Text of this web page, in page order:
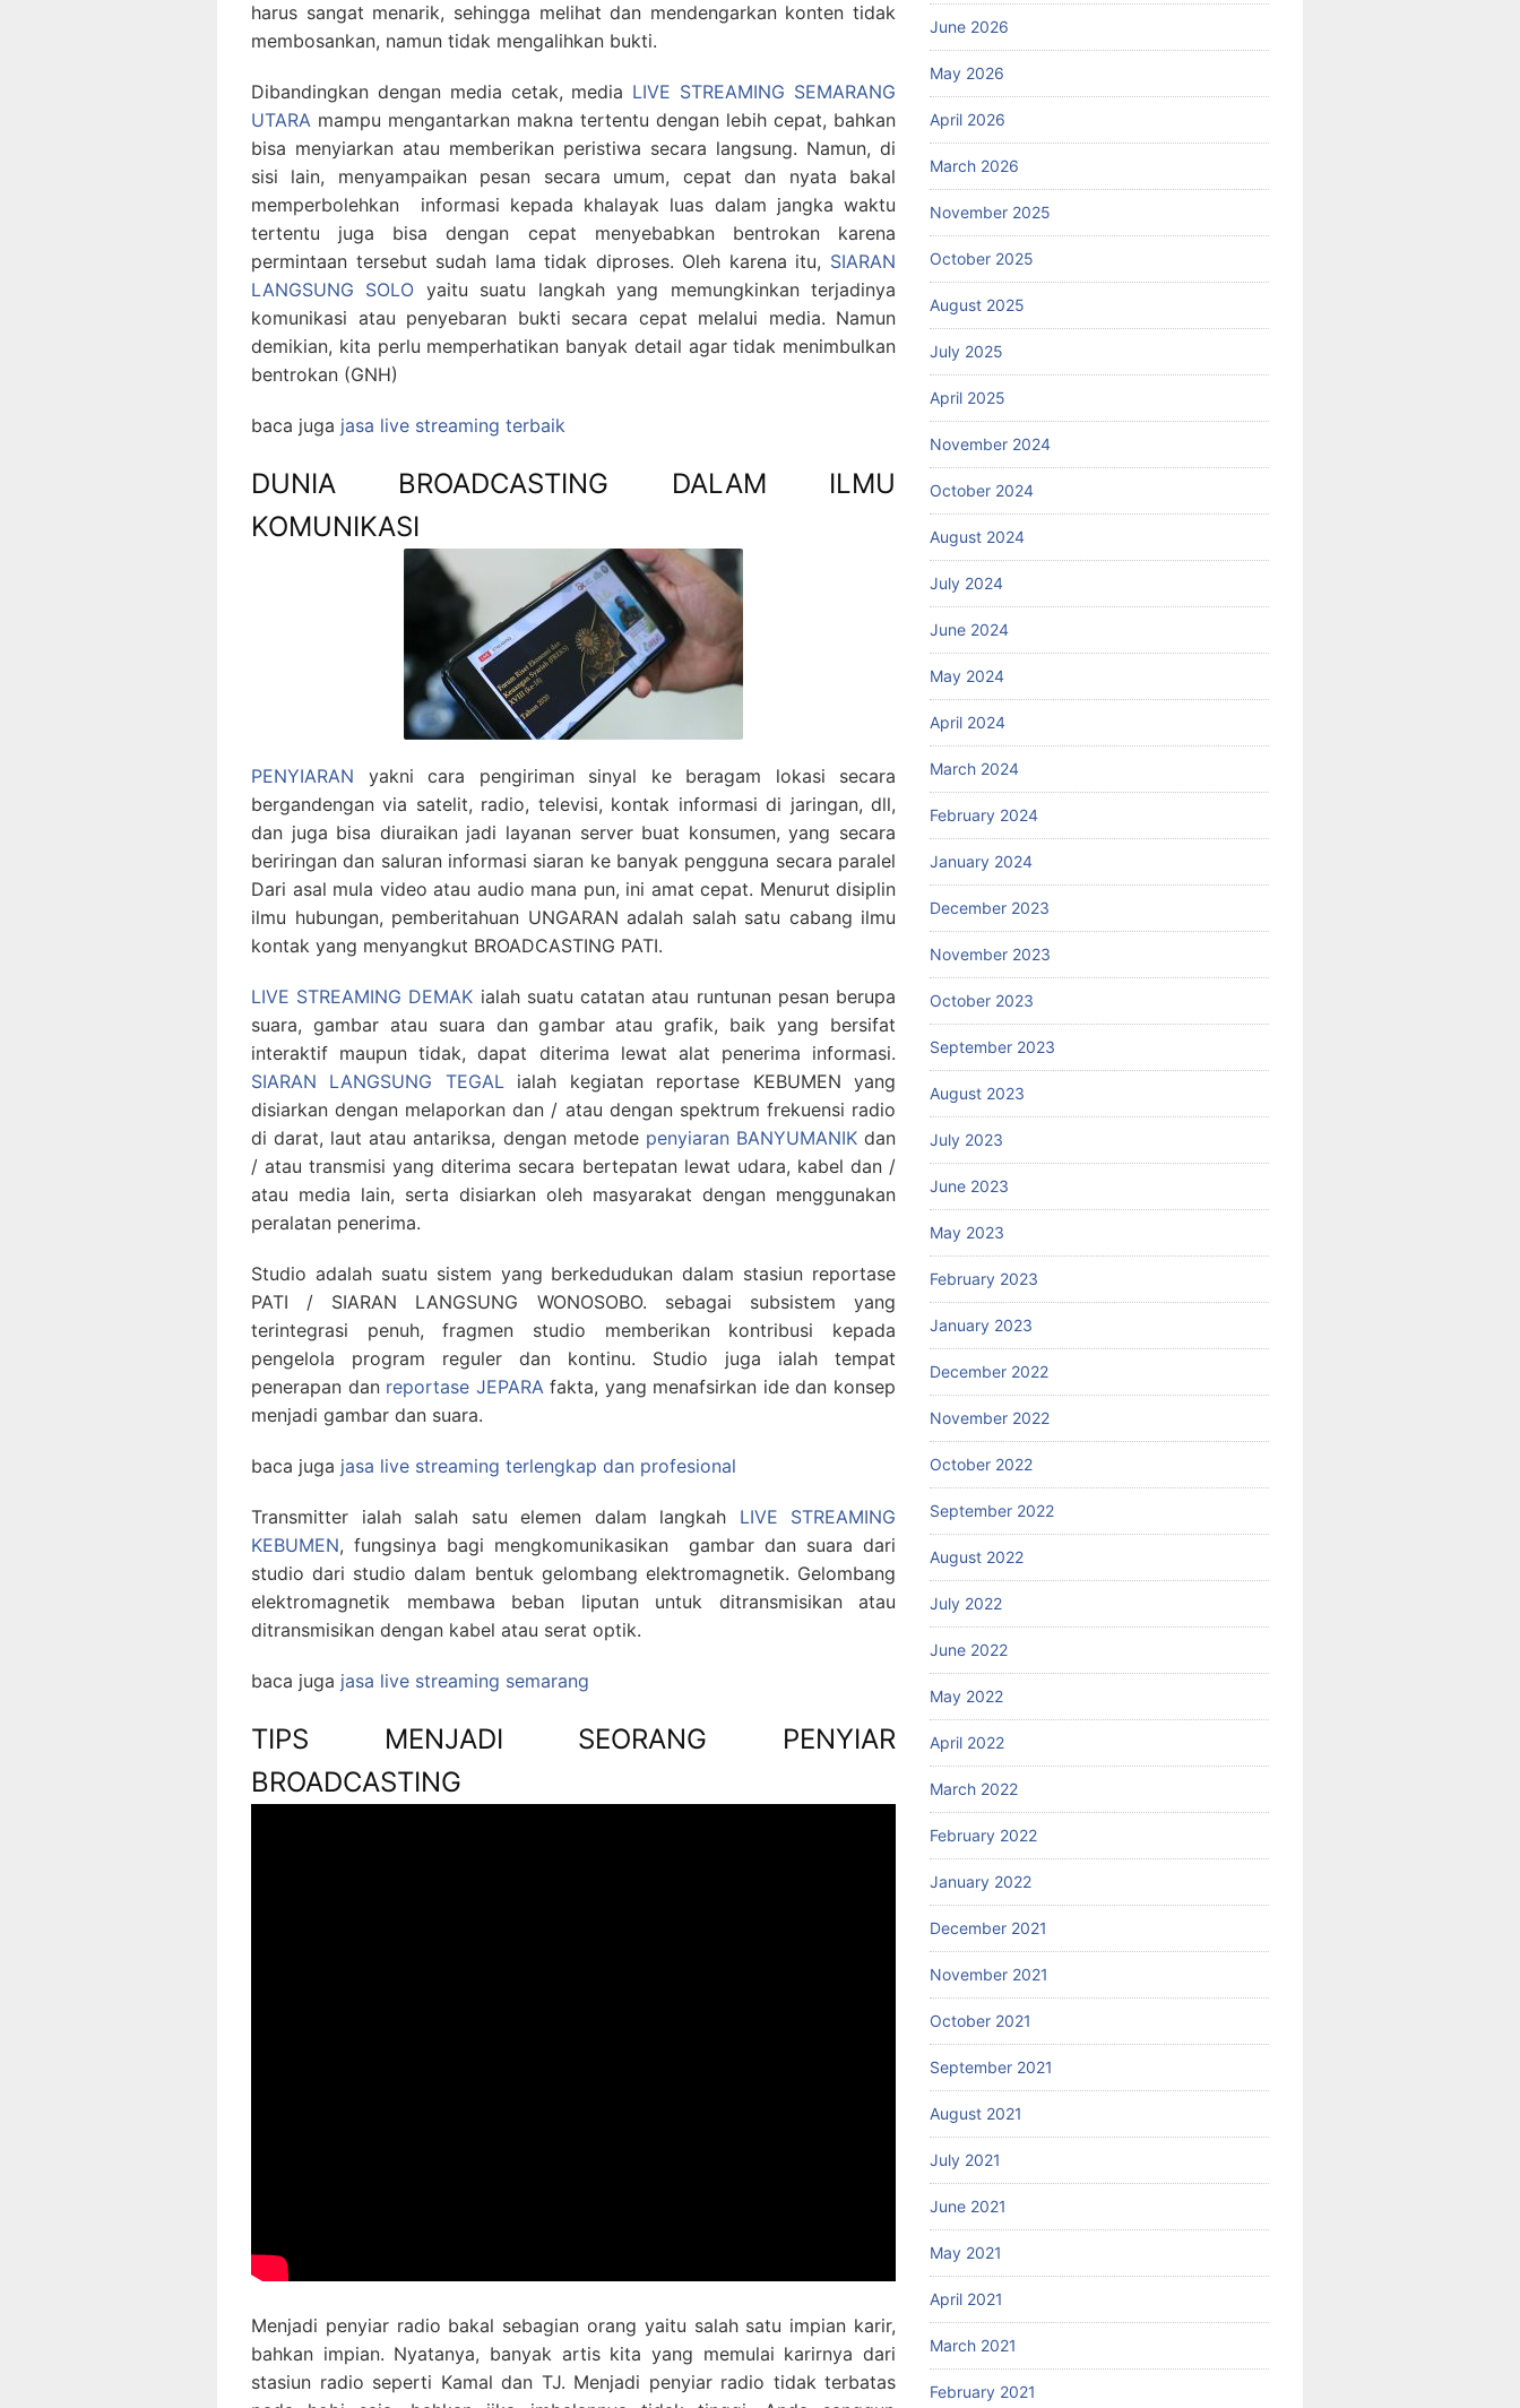
harus sangat menarik, sehingga melihat dan mendengarkan konten tidak
membosankan, namun tidak mengalihkan bukti.
Dibandingkan dengan media cetak, media LIVE STREAMING SEMARANG
UTARA mampu mengantarkan makna tertentu dengan lebih cepat, bahkan
bisa menyiarkan atau memberikan peristiwa secara langsung. Namun, di
sisi lain, menyampaikan pesan secara umum, cepat dan nyata bakal
memperbolehkan informasi kepada khalayak luas dalam jangka waktu
tertentu juga bisa dengan cepat menyebabkan bentrokan karena
permintaan tersebut sudah lama tidak diproses. Oleh karena itu, SIARAN
LANGSUNG SOLO yaitu suatu langkah yang memungkinkan terjadinya
komunikasi atau penyebaran bukti secara cepat melalui media. Namun
demikian, kita perlu memperhatikan banyak detail agar tidak menimbulkan
bentrokan (GNH)
baca juga jasa live streaming terbaik
DUNIA BROADCASTING DALAM ILMU
KOMUNIKASI
PENYIARAN yakni cara pengiriman sinyal ke beragam lokasi secara
bergandengan via satelit, radio, televisi, kontak informasi di jaringan, dll,
dan juga bisa diuraikan jadi layanan server buat konsumen, yang secara
beriringan dan saluran informasi siaran ke banyak pengguna secara paralel
Dari asal mula video atau audio mana pun, ini amat cepat. Menurut disiplin
ilmu hubungan, pemberitahuan UNGARAN adalah salah satu cabang ilmu
kontak yang menyangkut BROADCASTING PATI.
LIVE STREAMING DEMAK ialah suatu catatan atau runtunan pesan berupa
suara, gambar atau suara dan gambar atau grafik, baik yang bersifat
interaktif maupun tidak, dapat diterima lewat alat penerima informasi.
SIARAN LANGSUNG TEGALialah kegiatan reportase KEBUMEN yang
disiarkan dengan melaporkan dan / atau dengan spektrum frekuensi radio
di darat, laut atau antariksa, dengan metode penyiaran BANYUMANIKdan
/ atau transmisi yang diterima secara bertepatan lewat udara, kabel dan /
atau media lain, serta disiarkan oleh masyarakat dengan menggunakan
peralatan penerima.
Studio adalah suatu sistem yang berkedudukan dalam stasiun reportase
PATI / SIARAN LANGSUNG WONOSOBO. sebagai subsistem yang
terintegrasi penuh, fragmen studio memberikan kontribusi kepada
pengelola program reguler dan kontinu. Studio juga ialah tempat
penerapan dan reportase JEPARAfakta, yang menafsirkan ide dan konsep
menjadi gambar dan suara.
baca juga jasa live streaming terlengkap dan profesional
Transmitter ialah salah satu elemen dalam langkah LIVE STREAMING
KEBUMEN, fungsinya bagi mengkomunikasikan gambar dan suara dari
studio dari studio dalam bentuk gelombang elektromagnetik. Gelombang
elektromagnetik membawa beban liputan untuk ditransmisikan atau
ditransmisikan dengan kabel atau serat optik.
baca juga jasa live streaming semarang
TIPS MENJADI SEORANG PENYIAR
BROADCASTING
Menjadi penyiar radio bakal sebagian orang yaitu salah satu impian karir,
bahkan impian. Nyatanya, banyak artis kita yang memulai karirnya dari
stasiun radio seperti Kamal dan TJ. Menjadi penyiar radio tidak terbatas
June 2026
May 2026
April 2026
March 2026
November 2025
October 2025
August 2025
July 2025
April 2025
November 2024
October 2024
August 2024
July 2024
June 2024
May 2024
April 2024
March 2024
February 2024
January 2024
December 2023
November 2023
October 2023
September 2023
August 2023
July 2023
June 2023
May 2023
February 2023
January 2023
December 2022
November 2022
October 2022
September 2022
August 2022
July 2022
June 2022
May 2022
April 2022
March 2022
February 2022
January 2022
December 2021
November 2021
October 2021
September 2021
August 2021
July 2021
June 2021
May 2021
April 2021
March 2021
February 2021